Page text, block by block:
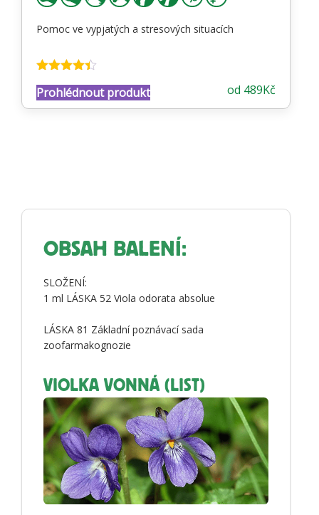
Pomoc ve vypjatých a stresových situacích
4.34z 5 od 489Kč
Prohlédnout produkt
OBSAH BALENÍ:
SLOŽENÍ:
1 ml LÁSKA 52 Viola odorata absolue
LÁSKA 81 Základní poznávací sada
zoofarmakognozie
VIOLKA VONNÁ (LIST)